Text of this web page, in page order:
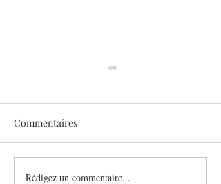
Commentaires
Rédigez un commentaire...